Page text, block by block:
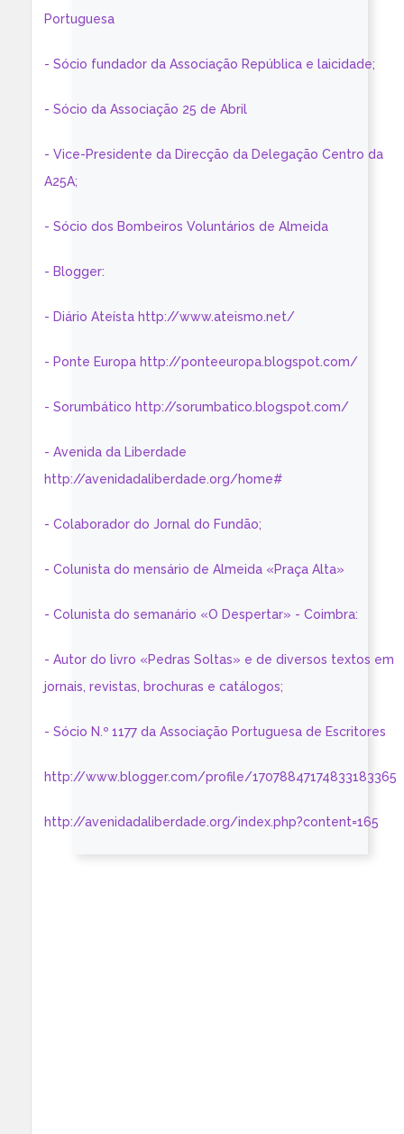
Portuguesa
- Sócio fundador da Associação República e laicidade;
- Sócio da Associação 25 de Abril
- Vice-Presidente da Direcção da Delegação Centro da
A25A;
- Sócio dos Bombeiros Voluntários de Almeida
- Blogger:
- Diário Ateísta http://www.ateismo.net/
- Ponte Europa http://ponteeuropa.blogspot.com/
- Sorumbático http://sorumbatico.blogspot.com/
- Avenida da Liberdade
http://avenidadaliberdade.org/home#
- Colaborador do Jornal do Fundão;
- Colunista do mensário de Almeida «Praça Alta»
- Colunista do semanário «O Despertar» - Coimbra:
- Autor do livro «Pedras Soltas» e de diversos textos em
jornais, revistas, brochuras e catálogos;
- Sócio N.º 1177 da Associação Portuguesa de Escritores
http://www.blogger.com/profile/17078847174833183365
http://avenidadaliberdade.org/index.php?content=165